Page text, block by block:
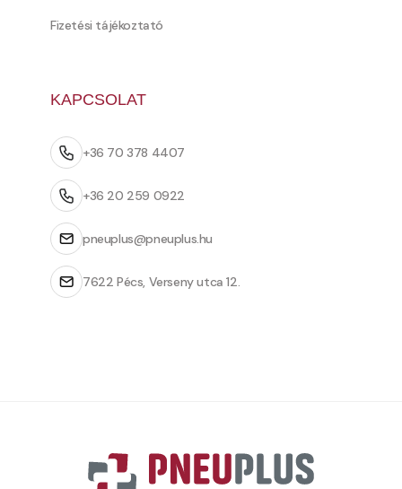
Fizetési tájékoztató
KAPCSOLAT
+36 70 378 4407
+36 20 259 0922
pneuplus@pneuplus.hu
7622 Pécs, Verseny utca 12.